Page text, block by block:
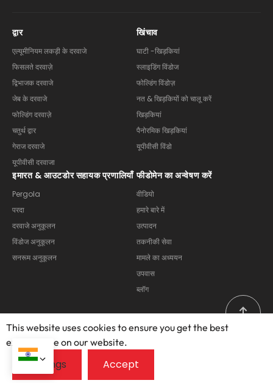
द्वार
एल्यूमीनियम लकड़ी के दरवाजे
फिसलते दरवाज़े
द्विभाजक दरवाजे
जेब के दरवाजे
फोल्डिंग दरवाज़े
चतुर्थ द्वार
गेराज दरवाजे
यूपीवीसी दरवाजा
खिंचाव
घाटी -खिड़कियां
स्लाइडिंग विंडोज
फोल्डिंग विंडोज़
नत & खिड़कियों को चालू करें
खिड़कियां
पैनोरमिक खिड़कियां
यूपीवीसी विंडो
इमारत & आउटडोर सहायक प्रणालियाँ
Pergola
परदा
दरवाजे अनुकूलन
विंडोज अनुकूलन
सनरूम अनुकूलन
फीडोमेन का अन्वेषण करें
वीडियो
हमारे बारे में
उत्पादन
तकनीकी सेवा
मामले का अध्ययन
उपवास
ब्लॉग
कॉपीराइट © 2025 – 2026, फोशान ओप्यूमेन डोर्स एंड विंडोज कंपनी लिमिटेड.
सर्वाधिकार सुरक्षित.
This website uses cookies to ensure you get the best
exprerience on our website.